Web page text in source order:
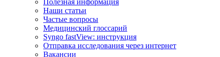
Полезная информация
Наши статьи
Частые вопросы
Медицинский глоссарий
Syngo fastView: инструкция
Отправка исследования через интернет
Вакансии